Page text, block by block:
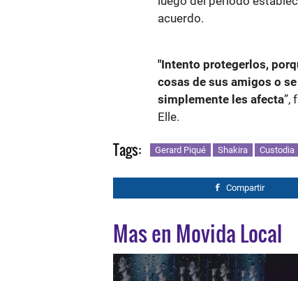
acuerdo.
"Intento protegerlos,
cosas de sus amigos o
simplemente les afecta”,
Elle.
Tags: Gerard Piqué Shakira Custodia
Compartir
Mas en Movida Local